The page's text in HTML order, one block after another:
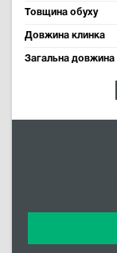
Товщина обуху
Довжина клинка
Загальна довжина